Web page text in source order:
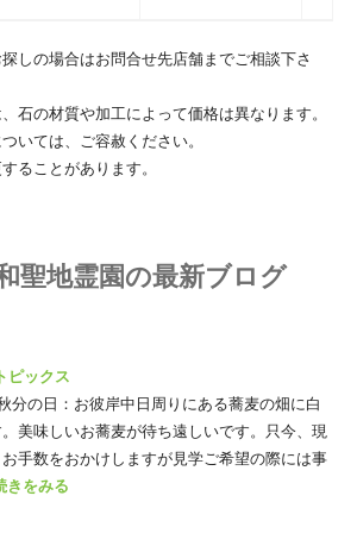
しの場合はお問合せ先店舗までご相談下さ
石の材質や加工によって価格は異なります。
いては、ご容赦ください。
ることがあります。
聖地霊園の最新ブログ
ピックス
の日：お彼岸中日周りにある蕎麦の畑に白
美味しいお蕎麦が待ち遠しいです。只今、現
手数をおかけしますが見学ご希望の際には事
きをみる